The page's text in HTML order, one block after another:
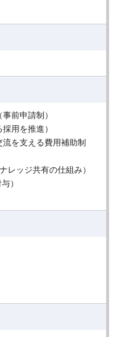
前申請制）
用を推進）
を支える費用補助制
レッジ共有の仕組み）
）